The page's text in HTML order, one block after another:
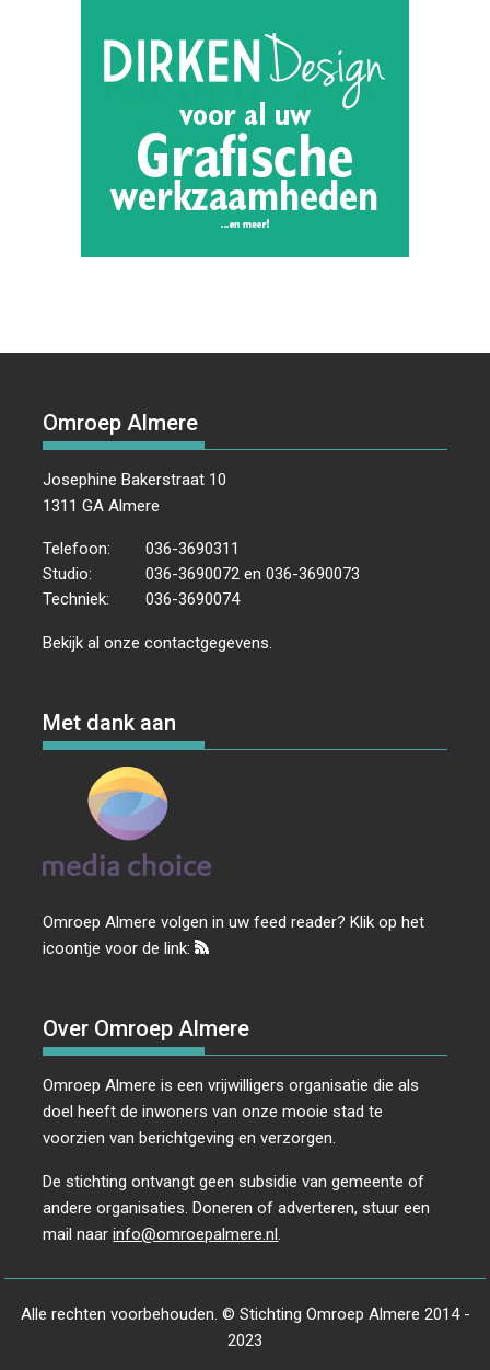
Omroep Almere
Josephine Bakerstraat 10
1311 GA Almere
Telefoon:
036-3690311
Studio:
036-3690072 en 036-3690073
Techniek:
036-3690074
Bekijk al onzecontactgegevens
Met dank aan
Omroep Almere volgen in uw feed reader? Klik op het
icoontje voor de link:
Over Omroep Almere
Omroep Almere is een vrijwilligers organisatie die als
doel heeft de inwoners van onze mooie stad te
voorzien van berichtgeving en verzorgen.
De stichting ontvangt geen subsidie van gemeente of
andere organisaties. Doneren of adverteren, stuur een
mail naarinfo@omroepalmere.nl.
Alle rechten voorbehouden. © Stichting Omroep Almere 2014 -
2023